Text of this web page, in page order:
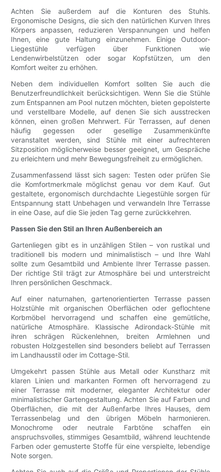
Achten Sie außerdem auf die Konturen des Stuhls.
Ergonomische Designs, die sich den natürlichen Kurven Ihres
Körpers anpassen, reduzieren Verspannungen und helfen
Ihnen, eine gute Haltung einzunehmen. Einige Outdoor-
Liegestühle verfügen über Funktionen wie
Lendenwirbelstützen oder sogar Kopfstützen, um den
Komfort weiter zu erhöhen.
Neben dem individuellen Komfort sollten Sie auch die
Benutzerfreundlichkeit berücksichtigen. Wenn Sie die Stühle
zum Entspannen am Pool nutzen möchten, bieten gepolsterte
und verstellbare Modelle, auf denen Sie sich ausstrecken
können, einen großen Mehrwert. Für Terrassen, auf denen
häufig gegessen oder gesellige Zusammenkünfte
veranstaltet werden, sind Stühle mit einer aufrechteren
Sitzposition möglicherweise besser geeignet, um Gespräche
zu erleichtern und mehr Bewegungsfreiheit zu ermöglichen.
Zusammenfassend lässt sich sagen: Testen oder prüfen Sie
die Komfortmerkmale möglichst genau vor dem Kauf. Gut
gestaltete, ergonomisch durchdachte Liegestühle sorgen für
Entspannung statt Unbehagen und verwandeln Ihre Terrasse
in eine Oase, auf die Sie jeden Tag gerne zurückkehren.
Passen Sie den Stil an Ihren Außenbereich an
Gartenliegen gibt es in unzähligen Stilen – von rustikal und
traditionell bis modern und minimalistisch – und Ihre Wahl
sollte zum Gesamtbild und Ambiente Ihrer Terrasse passen.
Der richtige Stil trägt zur Atmosphäre bei und unterstreicht
Ihren persönlichen Geschmack.
Auf einer naturnahen, gartenorientierten Terrasse passen
Holzstühle mit organischen Oberflächen oder geflochtene
Korbmöbel hervorragend und schaffen eine gemütliche,
natürliche Atmosphäre. Klassische Adirondack-Stühle mit
ihren schrägen Rückenlehnen, breiten Armlehnen und
robusten Holzgestellen sind besonders beliebt auf Terrassen
im Landhausstil oder im Cottage-Stil.
Umgekehrt passen Stühle aus Metall oder Kunstharz mit
klaren Linien und markanten Formen oft hervorragend zu
einer Terrasse mit moderner, eleganter Architektur oder
minimalistischer Gartengestaltung. Achten Sie auf Farben und
Oberflächen, die mit der Außenfarbe Ihres Hauses, dem
Terrassenbelag und den übrigen Möbeln harmonieren.
Monochrome oder neutrale Farbtöne schaffen ein
anspruchsvolles, stimmiges Gesamtbild, während leuchtende
Farben oder gemusterte Stoffe für eine verspielte, lebendige
Note sorgen.